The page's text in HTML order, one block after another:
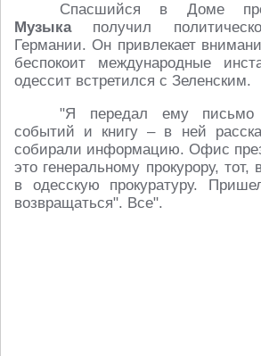
Спасшийся в Доме
Музыкаполучил
Германии. Он привлекает
беспокоит международные
одессит встретился с Зеленским.
"Я передал ему
событий и книгу – в ней
собирали информацию. Офис
это генеральному прокурору,
в одесскую прокуратуру.
возвращаться". Все".